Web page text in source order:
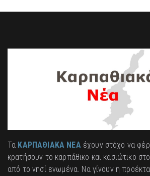
Τα ΚΑΡΠΑΘΙΑΚΑ ΝΕΑέχουν στόχο να
κρατήσουν το καρπάθικο και κασιώτικο
από το νησί ενωμένα. Να γίνουν η